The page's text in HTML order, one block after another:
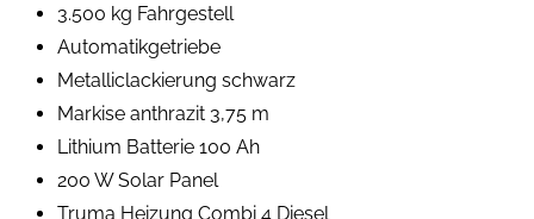
3.500 kg Fahrgestell
Automatikgetriebe
Metalliclackierung schwarz
Markise anthrazit 3,75 m
Lithium Batterie 100 Ah
200 W Solar Panel
Truma Heizung Combi 4 Diesel